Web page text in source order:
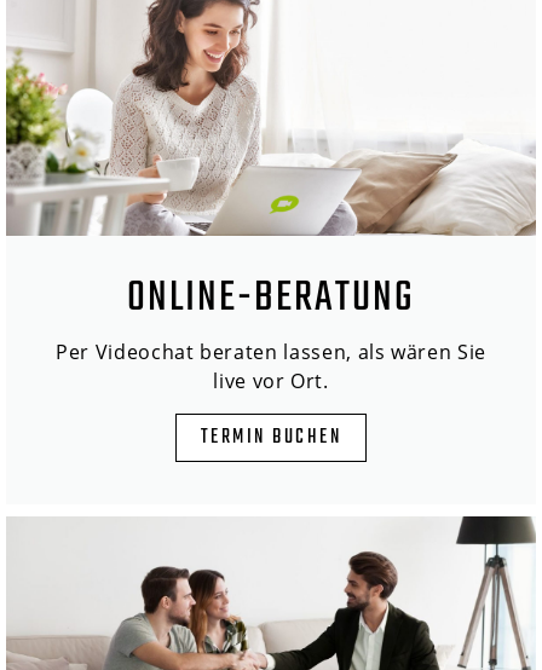
ONLINE-BERATUNG
Per Videochat beraten lassen, als wären Sie
live vor Ort.
TERMIN BUCHEN